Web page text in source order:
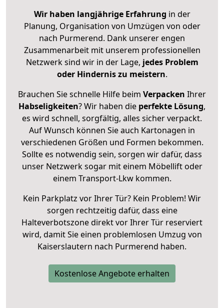
Wir haben langjährige Erfahrung in der
Planung, Organisation von Umzügen von oder
nach Purmerend. Dank unserer engen
Zusammenarbeit mit unserem professionellen
Netzwerk sind wir in der Lage, jedes Problem
oder Hindernis zu meistern.
Brauchen Sie schnelle Hilfe beim Verpacken Ihrer
Habseligkeiten? Wir haben die perfekte Lösung,
es wird schnell, sorgfältig, alles sicher verpackt.
Auf Wunsch können Sie auch Kartonagen in
verschiedenen Größen und Formen bekommen.
Sollte es notwendig sein, sorgen wir dafür, dass
unser Netzwerk sogar mit einem Möbellift oder
einem Transport-Lkw kommen.
Kein Parkplatz vor Ihrer Tür? Kein Problem! Wir
sorgen rechtzeitig dafür, dass eine
Halteverbotszone direkt vor Ihrer Tür reserviert
wird, damit Sie einen problemlosen Umzug von
Kaiserslautern nach Purmerend haben.
Kostenlose Angebote erhalten